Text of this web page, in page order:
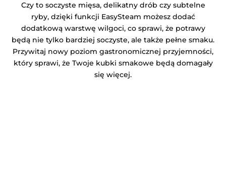
Czy to soczyste mięsa, delikatny drób czy subtelne
ryby, dzięki funkcji EasySteam możesz dodać
dodatkową warstwę wilgoci, co sprawi, że potrawy
będą nie tylko bardziej soczyste, ale także pełne smaku.
Przywitaj nowy poziom gastronomicznej przyjemności,
który sprawi, że Twoje kubki smakowe będą domagały
się więcej.